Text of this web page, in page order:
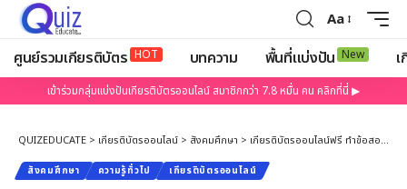
Aa
ศูนย์รวมเกียรติบัตร HOT บทความ พื้นที่แบ่งปัน New
เข้าร่วมกลุ่มแบ่งปันเกียรติบัตรออนไลน์ สมาชิกกว่า 7.8 หมื่น คน คลิกที่นี่ ▶
QUIZEDUCATE > เกียรติบัตรออนไลน์ > สังคมศึกษา > เกียรติบัตรออนไลน์ฟรี ทำข้อสอบวัดระดับความรู้ เรื่อง วันสตรีสากล International Women’s Day
สังคมศึกษา ความรู้ทั่วไป เกียรติบัตรออนไลน์